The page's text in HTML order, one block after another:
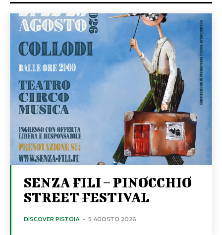
SENZA FILI – PINOCCHIO
STREET FESTIVAL
DISCOVER PISTOIA - 5 AGOSTO 2026